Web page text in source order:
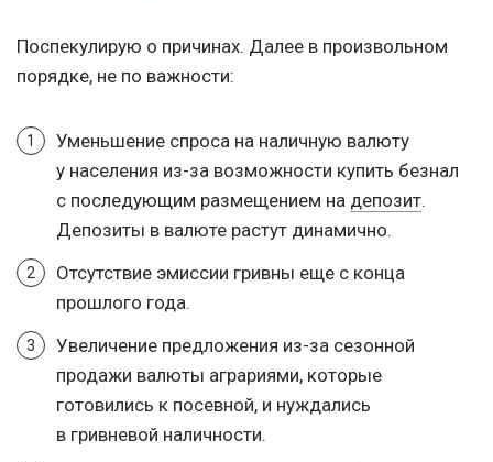
Поспекулирую о причинах. Далее в произвольном
порядке, не по важности:
Уменьшение спроса на наличную валюту
у населения из-за возможности купить безнал
с последующим размещением на депозит.
Депозиты в валюте растут динамично.
Отсутствие эмиссии гривны еще с конца
прошлого года.
Увеличение предложения из-за сезонной
продажи валюты аграриями, которые
готовились к посевной, и нуждались
в гривневой наличности.